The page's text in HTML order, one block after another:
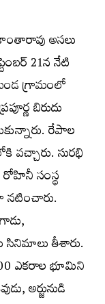
అసలు
21న నేటి
గ్రామంలో
బిరుదు
రేపాల
వచ్చారు. సురభి
సంస్థ
నటించారు.
సినిమాలు తీశారు.
ఎకరాల భూమిని
అర్జునుడి